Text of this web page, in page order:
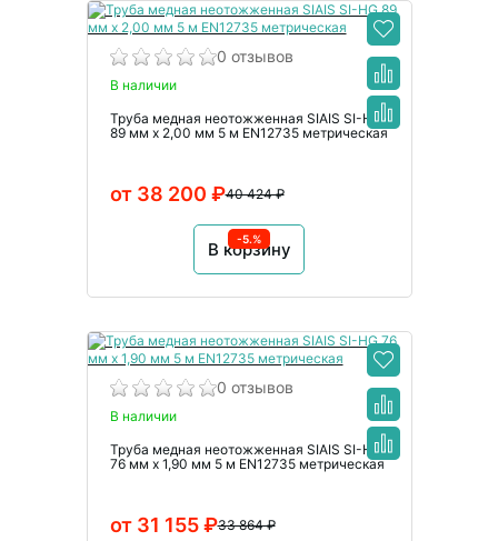
0 отзывов
В наличии
Труба медная неотожженная SIAIS SI-HG
89 мм x 2,00 мм 5 м EN12735 метрическая
40 424 ₽
от 38 200 ₽
В корзину
-5.%
0 отзывов
В наличии
Труба медная неотожженная SIAIS SI-HG
76 мм x 1,90 мм 5 м EN12735 метрическая
33 864 ₽
от 31 155 ₽